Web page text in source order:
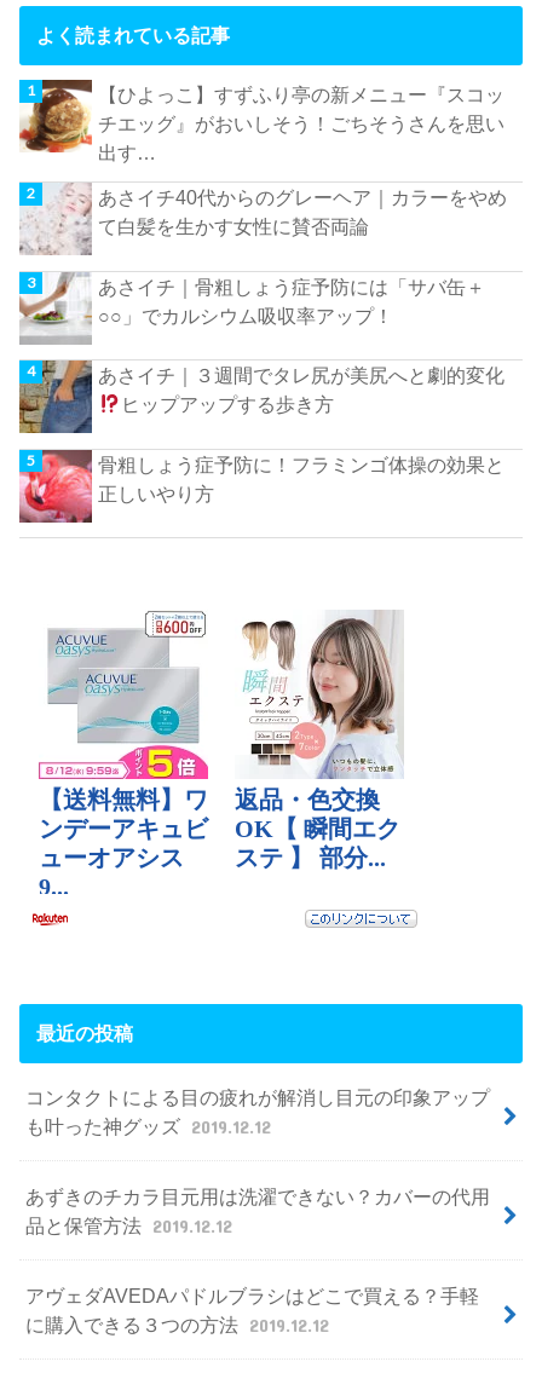
よく読まれている記事
【ひよっこ】すずふり亭の新メニュー『スコッ
チエッグ』がおいしそう！ごちそうさんを思い
出す…
あさイチ40代からのグレーヘア｜カラーをやめ
て白髪を生かす女性に賛否両論
あさイチ｜骨粗しょう症予防には「サバ缶＋
○○」でカルシウム吸収率アップ！
あさイチ｜３週間でタレ尻が美尻へと劇的変化
ヒップアップする歩き方
骨粗しょう症予防に！フラミンゴ体操の効果と
正しいやり方
最近の投稿
コンタクトによる目の疲れが解消し目元の印象アップ
も叶った神グッズ 2019.12.12
あずきのチカラ目元用は洗濯できない？カバーの代用
品と保管方法 2019.12.12
アヴェダAVEDAパドルブラシはどこで買える？手軽
に購入できる３つの方法 2019.12.12